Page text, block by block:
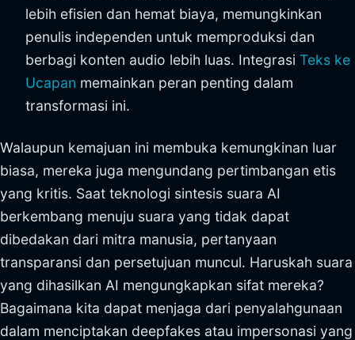
lebih efisien dan hemat biaya, memungkinkan
penulis independen untuk memproduksi dan
berbagi konten audio lebih luas. Integrasi Teks ke
Ucapan memainkan peran penting dalam
transformasi ini.
Walaupun kemajuan ini membuka kemungkinan luar
biasa, mereka juga mengundang pertimbangan etis
yang kritis. Saat teknologi sintesis suara AI
berkembang menuju suara yang tidak dapat
dibedakan dari mitra manusia, pertanyaan
transparansi dan persetujuan muncul. Haruskah suara
yang dihasilkan AI mengungkapkan sifat mereka?
Bagaimana kita dapat menjaga dari penyalahgunaan
dalam menciptakan deepfakes atau impersonasi yang